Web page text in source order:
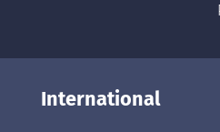
International